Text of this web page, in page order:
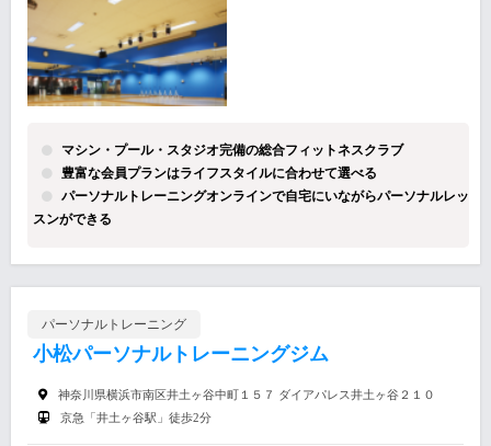
マシン・プール・スタジオ完備の総合フィットネスクラブ
豊富な会員プランはライフスタイルに合わせて選べる
パーソナルトレーニングオンラインで自宅にいながらパーソナルレッ
スンができる
パーソナルトレーニング
小松パーソナルトレーニングジム
神奈川県横浜市南区井土ヶ谷中町１５７ ダイアパレス井土ヶ谷２１０
京急「井土ヶ谷駅」徒歩2分